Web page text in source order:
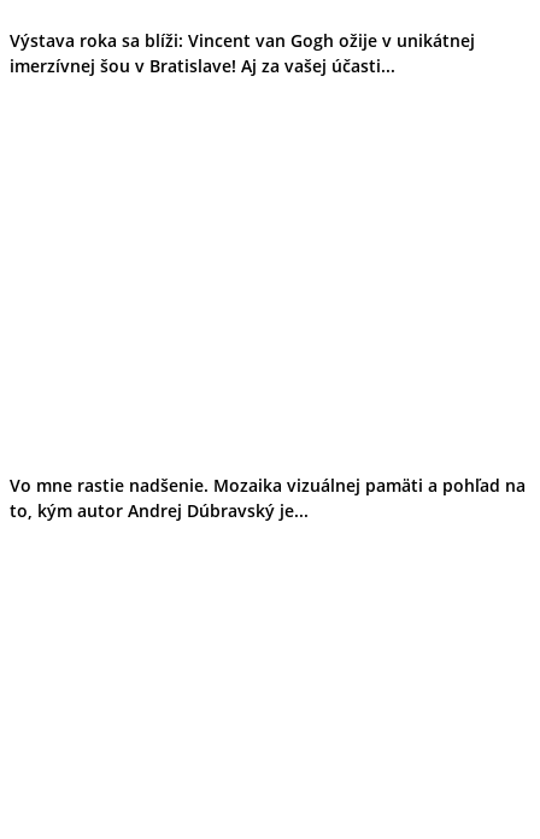
Výstava roka sa blíži: Vincent van Gogh ožije v unikátnej
imerzívnej šou v Bratislave! Aj za vašej účasti...
Vo mne rastie nadšenie. Mozaika vizuálnej pamäti a pohľad na
to, kým autor Andrej Dúbravský je...